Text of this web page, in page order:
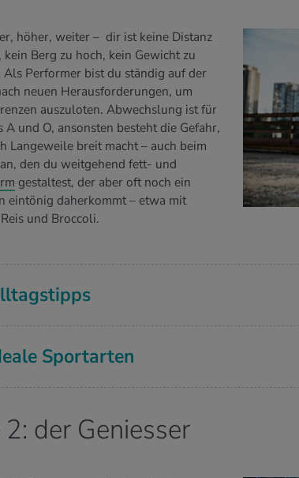
höher, weiter – dir ist keine Distanz
kein Berg zu hoch, kein Gewicht zu
Als Performer bist du ständig auf der
neuen Herausforderungen, um
auszuloten. Abwechslung ist für
A und O, ansonsten besteht die Gefahr,
Langeweile breit macht – auch beim
den du weitgehend fett- und
gestaltest, der aber oft noch ein
eintönig daherkommt – etwa mit
und Broccoli.
Sport­ar­ten
der Geniesser